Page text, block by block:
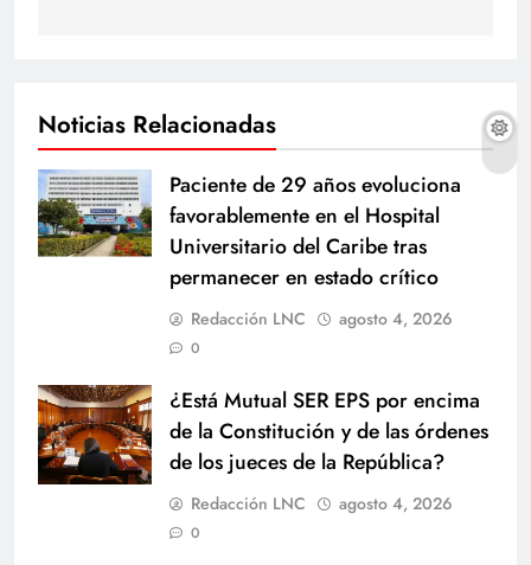
Noticias Relacionadas
Paciente de 29 años evoluciona
favorablemente en el Hospital
Universitario del Caribe tras
permanecer en estado crítico
Redacción LNC agosto 4, 2026
0
¿Está Mutual SER EPS por encima
de la Constitución y de las órdenes
de los jueces de la República?
Redacción LNC agosto 4, 2026
0